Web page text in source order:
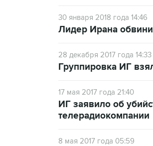
30 января 2018 года 14:46
Лидер Ирана
28 декабря 2017 года 14:33
Группировка ИГ
17 мая 2017 года 21:40
ИГ заявило об
телерадиокомпании
8 мая 2017 года 05:59